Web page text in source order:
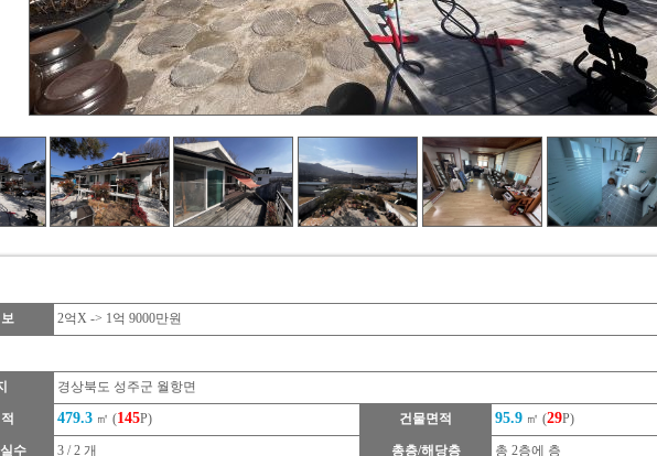
2억X -> 1억 9000만원
경상북도 성주군 월항면
479.3 ㎡ (145P) 건물면적 95.9 ㎡ (29P)
수 3 / 2 개 총층/해당층 총 2층에 층